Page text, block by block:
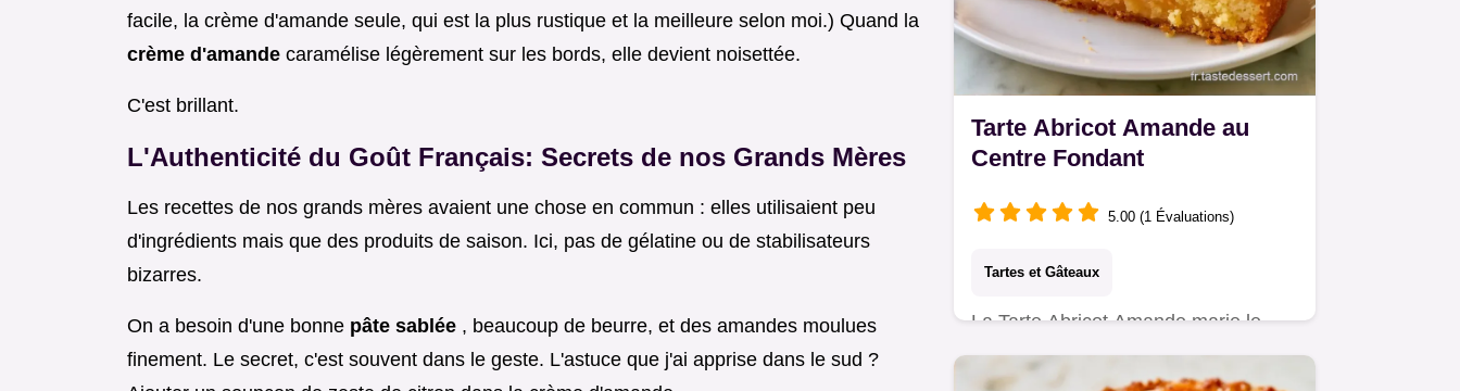
facile, la crème d'amande seule, qui est la plus rustique et la meilleure selon moi.) Quand la
crème d'amande caramélise légèrement sur les bords, elle devient noisettée.
C'est brillant.
L'Authenticité du Goût Français: Secrets de nos Grands Mères
Les recettes de nos grands mères avaient une chose en commun : elles utilisaient peu
d'ingrédients mais que des produits de saison. Ici, pas de gélatine ou de stabilisateurs
bizarres.
On a besoin d'une bonne pâte sablée , beaucoup de beurre, et des amandes moulues
finement. Le secret, c'est souvent dans le geste. L'astuce que j'ai apprise dans le sud ?
Tarte Abricot Amande au
Centre Fondant
5.00 (1 Évaluations)
Tartes et Gâteaux
La Tarte Abricot Amande marie le
peps des fruits et une crème